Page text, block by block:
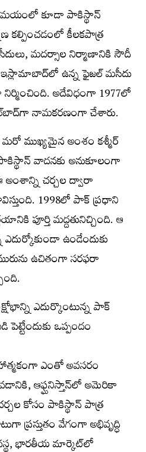
కూడా పాకిస్థాన్
కల్పించడంలో కీలకపాత్ర
మదర్సాల నిర్మాణానికి సౌదీ
ఇస్లామాబాద్‌లో ఉన్న ఫైజల్ మసీదు
అదేవిధంగా 1977లో
నామకరణంగా చేశారు.
ముఖ్యమైన అంశం కశ్మీర్
వాదనకు అనుకూలంగా
అంశాన్ని చర్చల ద్వారా
1998లో పాక్ ప్రధాని
పూర్తి మద్దతునిచ్చింది. ఆ
ఉండేందుకు
ఉచితంగా సరఫరా
ఎదుర్కొంటున్న పాక్
పెట్టేందుకు ఒప్పందం
ఎంతో అవసరం
ఆఫ్ఘనిస్తాన్‌లో అమెరికా
కోసం పాకిస్థాన్ పాత్ర
వేగంగా అభివృద్ధి
భారతీయ మార్కెట్‌లో